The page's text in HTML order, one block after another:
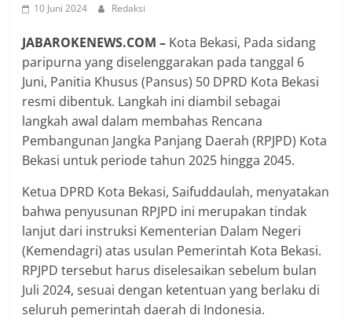
10 Juni 2024 Redaksi
JABAROKENEWS.COM – Kota Bekasi, Pada sidang
paripurna yang diselenggarakan pada tanggal 6
Juni, Panitia Khusus (Pansus) 50 DPRD Kota Bekasi
resmi dibentuk. Langkah ini diambil sebagai
langkah awal dalam membahas Rencana
Pembangunan Jangka Panjang Daerah (RPJPD) Kota
Bekasi untuk periode tahun 2025 hingga 2045.
Ketua DPRD Kota Bekasi, Saifuddaulah, menyatakan
bahwa penyusunan RPJPD ini merupakan tindak
lanjut dari instruksi Kementerian Dalam Negeri
(Kemendagri) atas usulan Pemerintah Kota Bekasi.
RPJPD tersebut harus diselesaikan sebelum bulan
Juli 2024, sesuai dengan ketentuan yang berlaku di
seluruh pemerintah daerah di Indonesia.